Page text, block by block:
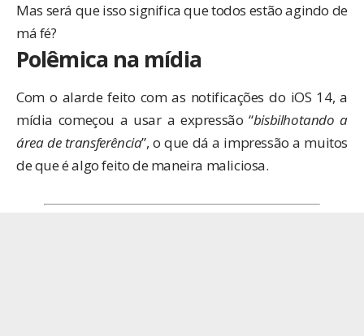
Mas será que isso significa que todos estão agindo de
má fé?
Polêmica na mídia
Com o alarde feito com as notificações do iOS 14, a
mídia começou a usar a expressão “bisbilhotando a
área de transferência”, o que dá a impressão a muitos
de que é algo feito de maneira maliciosa.